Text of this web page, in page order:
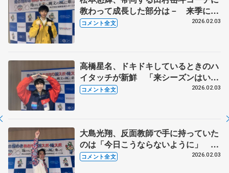
教わって成長した部分は－ 来季に向
け「ちょっと身長が低くても演技に迫
コメント全文 2026.02.03
高橋星名、ドキドキしているときのハ
イタッチが新鮮 「来シーズンはいろ
いろな大会でリベンジしたい」【国民
コメント全文 2026.02.03
大島光翔、反面教師で手に持っていた
のは「今日こうならないように」 リ
ンクへ行く道でキャーキャー言われ
コメント全文 2026.02.03